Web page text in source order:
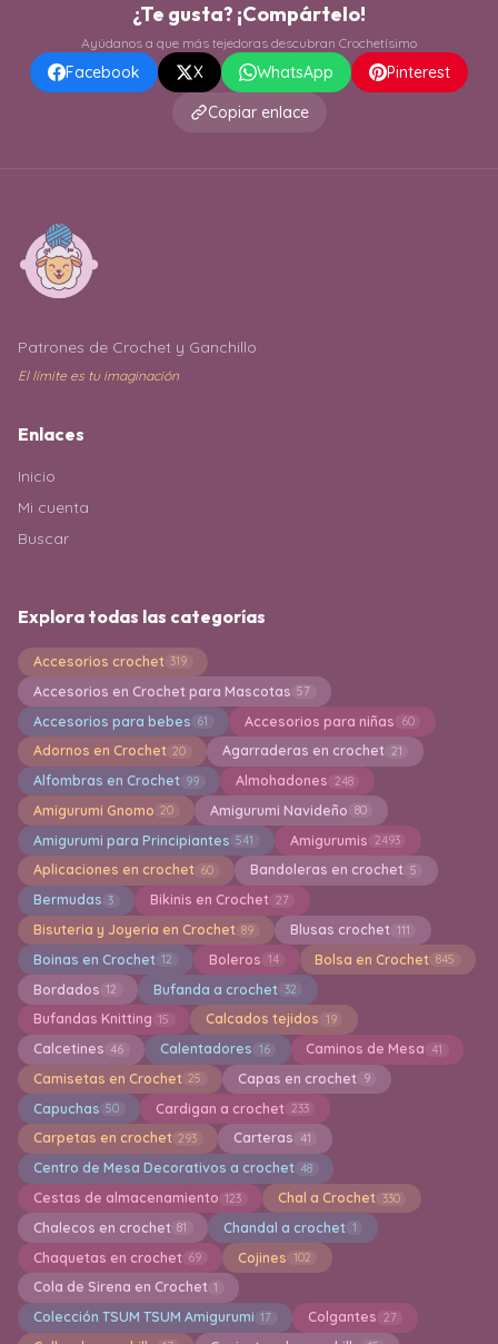
¿Te gusta? ¡Compártelo!
Ayúdanos a que más tejedoras descubran Crochetísimo
Facebook X WhatsApp
Pinterest
Copiar enlace
Patrones de Crochet y Ganchillo
El límite es tu imaginación
Enlaces
Inicio
Mi cuenta
Buscar
Explora todas las categorías
Accesorios crochet 319
Accesorios en Crochet para Mascotas 57
Accesorios para bebes 61 Accesorios para niñas 60
Adornos en Crochet 20 Agarraderas en crochet 21
Alfombras en Crochet 99 Almohadones 248
Amigurumi Gnomo 20 Amigurumi Navideño 80
Amigurumi para Principiantes 541 Amigurumis 2493
Aplicaciones en crochet 60 Bandoleras en crochet 5
Bermudas 3 Bikinis en Crochet 27
Bisuteria y Joyeria en Crochet 89 Blusas crochet 111
Boinas en Crochet 12 Boleros 14 Bolsa en Crochet 845
Bordados 12 Bufanda a crochet 32
Bufandas Knitting 15 Calcados tejidos 19
Calcetines 46 Calentadores 16 Caminos de Mesa 41
Camisetas en Crochet 25 Capas en crochet 9
Capuchas 50 Cardigan a crochet 233
Carpetas en crochet 293 Carteras 41
Centro de Mesa Decorativos a crochet 48
Cestas de almacenamiento 123 Chal a Crochet 330
Chalecos en crochet 81 Chandal a crochet 1
Chaquetas en crochet 69 Cojines 102
Cola de Sirena en Crochet 1
Colección TSUM TSUM Amigurumi 17 Colgantes 27